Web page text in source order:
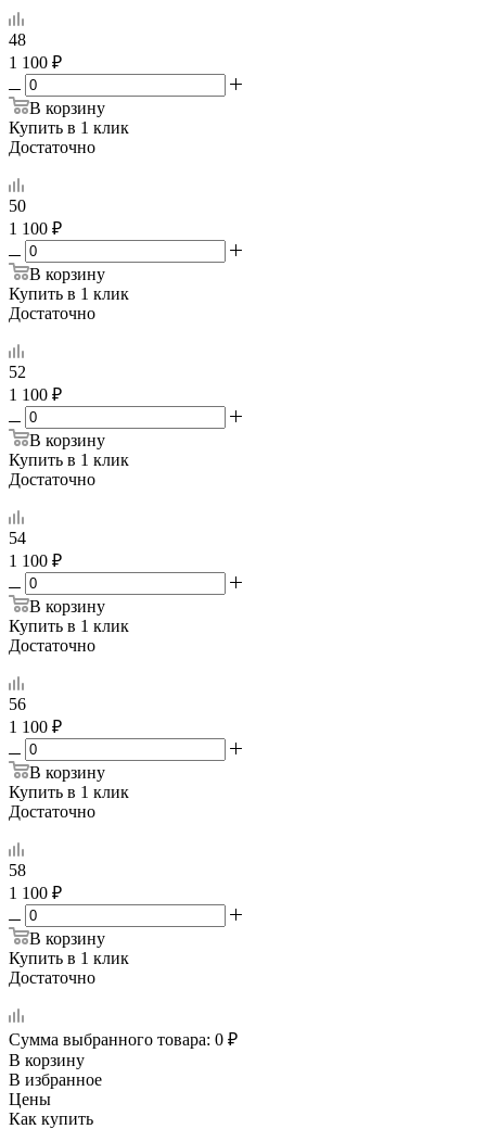
48
1 100 ₽
В корзину
Купить в 1 клик
Достаточно
50
1 100 ₽
В корзину
Купить в 1 клик
Достаточно
52
1 100 ₽
В корзину
Купить в 1 клик
Достаточно
54
1 100 ₽
В корзину
Купить в 1 клик
Достаточно
56
1 100 ₽
В корзину
Купить в 1 клик
Достаточно
58
1 100 ₽
В корзину
Купить в 1 клик
Достаточно
Сумма выбранного товара: 0 ₽
В корзину
В избранное
Цены
Как купить